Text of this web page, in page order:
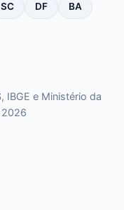
SC DF BA
IBGE e Ministério da
2026